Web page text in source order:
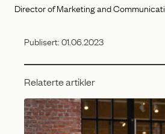
Director of Marketing and
Publisert:01.06.2023
Relaterte artikler